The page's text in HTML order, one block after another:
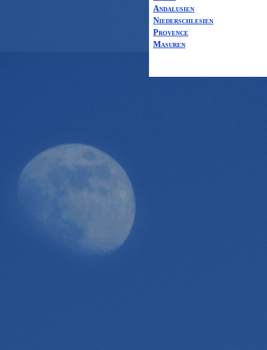
Andalusien
Niederschlesien
Provence
Masuren